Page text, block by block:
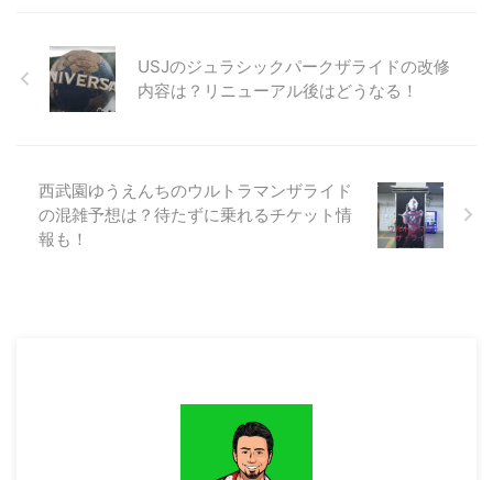
か？また、実際に乗ることはでき
るのでしょうか？これらの疑問に
答えるために、この記事では、ク
事を読めば、クレイジークルーズ
の客船の魅力や、実際に乗るため
の方法を知ることができます。
ラボイベントの情報をお伝えしま
す。 ゴジラマイナスワンのロケ
地は？ ゴジラマイナスワンの概
日に公開された、TOHOスタジオ
とROBOT制作による日本の映画
です。この映画は、戦後間もない
USJのジュラシックパークザライドの改修
内容は？リニューアル後はどうなる！
西武園ゆうえんちのウルトラマンザライド
の混雑予想は？待たずに乗れるチケット情
報も！